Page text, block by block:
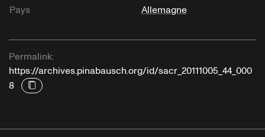
Pays
Allemagne
Permalink:
https://archives.pinabausch.org/id/sacr_20111005_44_000
8